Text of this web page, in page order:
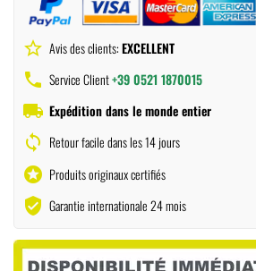
star_border Avis des clients:EXCELLENT
phone Service Client+39 0521 1870015
local_shipping Expédition dans le monde entier
sync Retour facile dans les 14 jours
stars Produits originaux certifiés
verified_user Garantie internationale 24 mois